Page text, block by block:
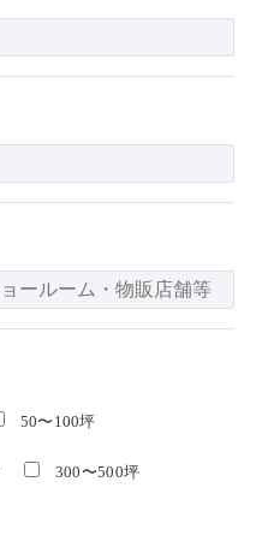
50〜100坪
300〜500坪